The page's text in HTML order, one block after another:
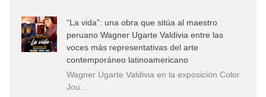
“La vida”: una obra que sitúa al maestro
peruano Wagner Ugarte Valdivia entre las
voces más representativas del arte
contemporáneo latinoamericano
Wagner Ugarte Valdivia en la exposición Color
Jou…